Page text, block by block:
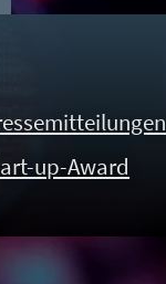
up-Award